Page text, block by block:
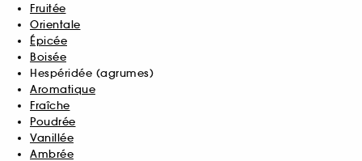
Fruitée
Orientale
Épicée
Boisée
Hespéridée (agrumes)
Aromatique
Fraîche
Poudrée
Vanillée
Ambrée